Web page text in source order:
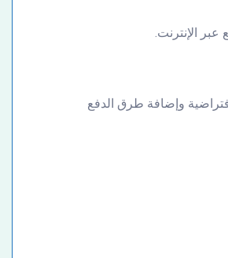
عبر الإنترنت.
وإضافة طرق الدفع